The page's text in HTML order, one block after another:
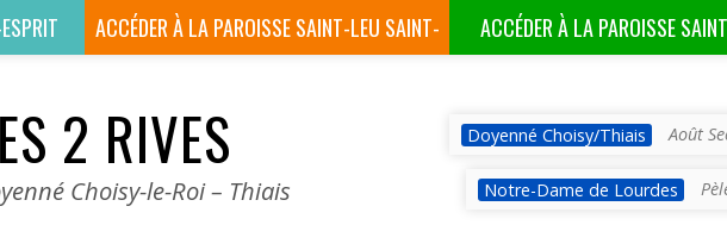
ACCÉDER À LAPAROISSE SAINT-LEU SAINT-
ACCÉDER À LAPAROISSE
2 RIVES
Choisy-le-Roi – Thiais
Doyenné Choisy/Thiais Août
Notre-Dame de Lourdes